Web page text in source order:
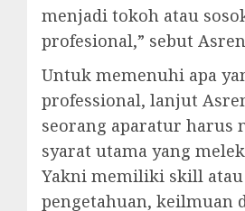
menjadi tokoh atau
profesional,” sebut
Untuk memenuhi apa
professional, lanjut
seorang aparatur harus
syarat utama yang
Yakni memiliki skill
pengetahuan, keilmuan